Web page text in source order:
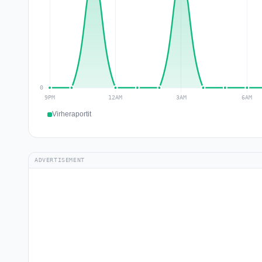
Virheraportit
ADVERTISEMENT